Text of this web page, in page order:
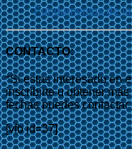
Fundamentos de
CONTACTO:
*Si estas interesado en
inscribirte u obtener
fechas puedes contactar
[vfb id=37]